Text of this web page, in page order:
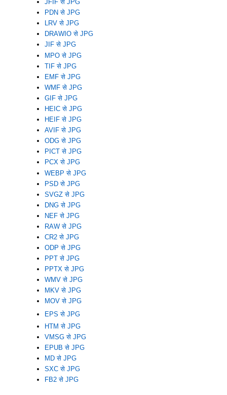
JFIF से JPG
PDN से JPG
LRV से JPG
DRAWIO से JPG
JIF से JPG
MPO से JPG
TIF से JPG
EMF से JPG
WMF से JPG
GIF से JPG
HEIC से JPG
HEIF से JPG
AVIF से JPG
ODG से JPG
PICT से JPG
PCX से JPG
WEBP से JPG
PSD से JPG
SVGZ से JPG
DNG से JPG
NEF से JPG
RAW से JPG
CR2 से JPG
ODP से JPG
PPT से JPG
PPTX से JPG
WMV से JPG
MKV से JPG
MOV से JPG
EPS से JPG
HTM से JPG
VMSG से JPG
EPUB से JPG
MD से JPG
SXC से JPG
FB2 से JPG